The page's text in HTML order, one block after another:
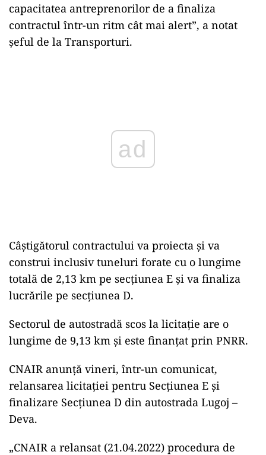
capacitatea antreprenorilor de a finaliza
contractul într-un ritm cât mai alert”, a notat
şeful de la Transporturi.
Câştigătorul contractului va proiecta şi va
construi inclusiv tuneluri forate cu o lungime
totală de 2,13 km pe secţiunea E şi va finaliza
lucrările pe secţiunea D.
Sectorul de autostradă scos la licitaţie are o
lungime de 9,13 km şi este finanţat prin PNRR.
CNAIR anunţă vineri, într-un comunicat,
relansarea licitaţiei pentru Secţiunea E şi
finalizare Secţiunea D din autostrada Lugoj –
Deva.
„CNAIR a relansat (21.04.2022) procedura de